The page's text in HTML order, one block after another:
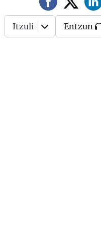
Itzuli Entzun